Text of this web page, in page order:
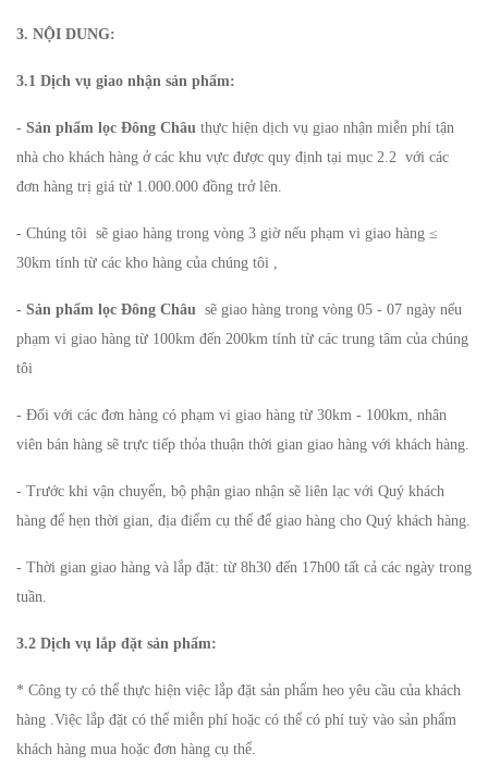
3. NỘI DUNG:
3.1 Dịch vụ giao nhận sản phẩm:
- Sản phẩm lọc Đông Châu thực hiện dịch vụ giao nhận miễn phí tận
nhà cho khách hàng ở các khu vực được quy định tại mục 2.2 với các
đơn hàng trị giá từ 1.000.000 đồng trở lên.
- Chúng tôi sẽ giao hàng trong vòng 3 giờ nếu phạm vi giao hàng ≤
30km tính từ các kho hàng của chúng tôi ,
- Sản phẩm lọc Đông Châu sẽ giao hàng trong vòng 05 - 07 ngày nếu
phạm vi giao hàng từ 100km đến 200km tính từ các trung tâm của chúng
tôi
- Đối với các đơn hàng có phạm vi giao hàng từ 30km - 100km, nhân
viên bán hàng sẽ trực tiếp thỏa thuận thời gian giao hàng với khách hàng.
- Trước khi vận chuyển, bộ phận giao nhận sẽ liên lạc với Quý khách
hàng để hẹn thời gian, địa điểm cụ thể để giao hàng cho Quý khách hàng.
- Thời gian giao hàng và lắp đặt: từ 8h30 đến 17h00 tất cả các ngày trong
tuần.
3.2 Dịch vụ lắp đặt sản phẩm:
* Công ty có thể thực hiện việc lắp đặt sản phẩm heo yêu cầu của khách
hàng .Việc lắp đặt có thể miễn phí hoặc có thể có phí tuỳ vào sản phẩm
khách hàng mua hoặc đơn hàng cụ thể.